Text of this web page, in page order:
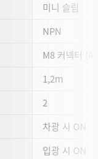
미니 슬림
NPN
M8 커넥터
1,2m
2
차광 시 ON
입광 시 ON